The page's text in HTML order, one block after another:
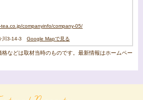
companyinfo/company-05/
川3-14-3 Google Mapで見る
などは取材当時のものです。最新情報はホームペー